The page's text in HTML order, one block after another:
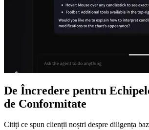
De Încredere pentru
de Conformitate
Citiți ce spun clienții noștri despre diligența